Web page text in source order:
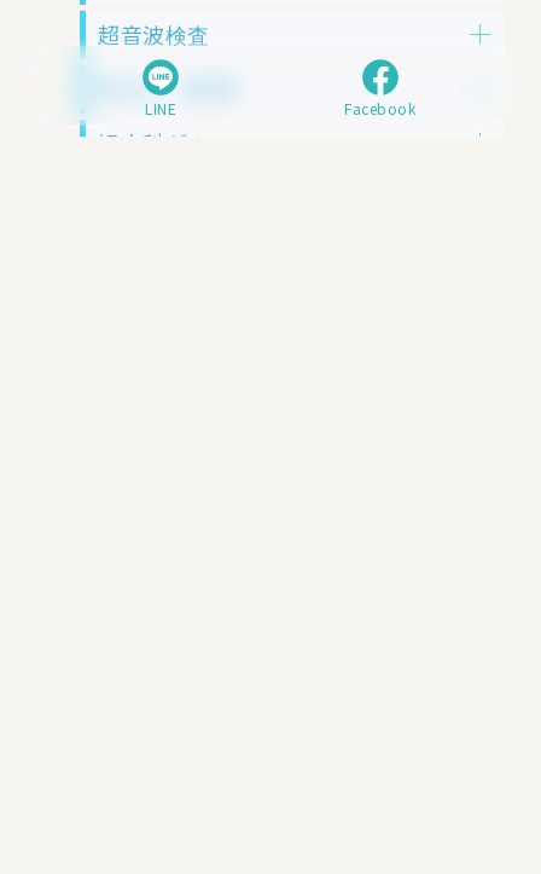
超音波検査
乳がん（女性）
婦人科がん
LINE Facebook